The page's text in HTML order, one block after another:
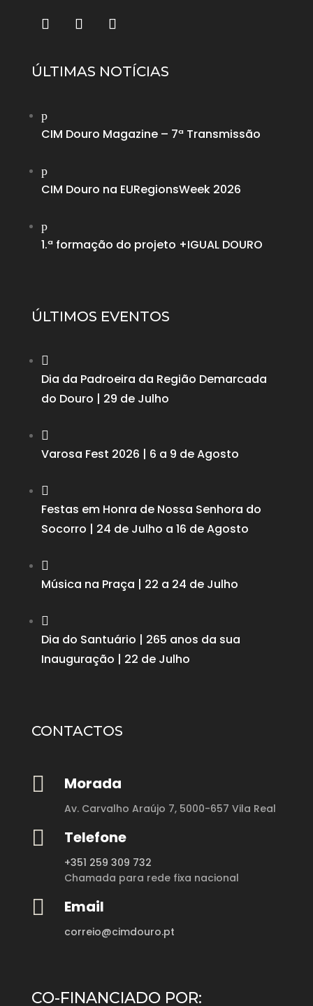
ÚLTIMAS NOTÍCIAS
p
CIM Douro Magazine – 7ª Transmissão
p
CIM Douro na EURegionsWeek 2026
p
1.ª formação do projeto +IGUAL DOURO
ÚLTIMOS EVENTOS

Dia da Padroeira da Região Demarcada
do Douro | 29 de Julho

Varosa Fest 2026 | 6 a 9 de Agosto

Festas em Honra de Nossa Senhora do
Socorro | 24 de Julho a 16 de Agosto

Música na Praça | 22 a 24 de Julho

Dia do Santuário | 265 anos da sua
Inauguração | 22 de Julho
CONTACTOS
 Morada
Av. Carvalho Araújo 7, 5000-657 Vila Real
 Telefone
+351 259 309 732
Chamada para rede fixa nacional
 Email
correio@cimdouro.pt
CO-FINANCIADO POR: